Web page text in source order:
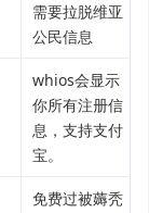
需要拉脱维亚
公民信息
whios会显示
你所有注册信
息，支持支付
宝。
免费过被薅秃